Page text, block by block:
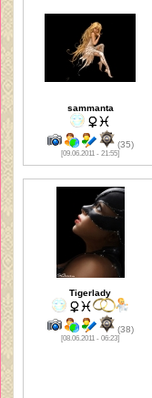
sammanta
(35)
[09.06.2011 - 21:55]
Tigerlady
(38)
[08.06.2011 - 06:23]